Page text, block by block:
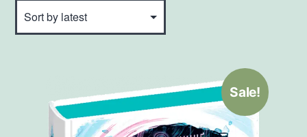
Sale!